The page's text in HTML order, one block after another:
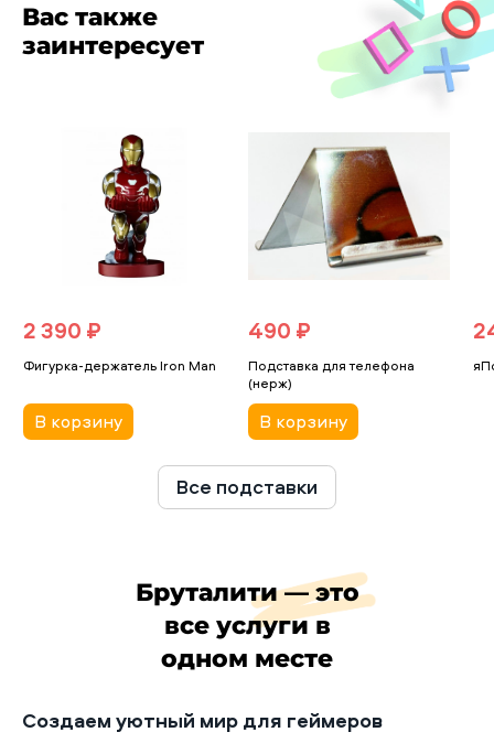
Вас также
заинтересует
2 390 ₽
Фигурка-держатель Iron Man
В корзину
490 ₽
Подставка для телефона
(нерж)
В корзину
Все подставки
Бруталити — это
все услуги в
одном месте
Создаем уютный мир для геймеров